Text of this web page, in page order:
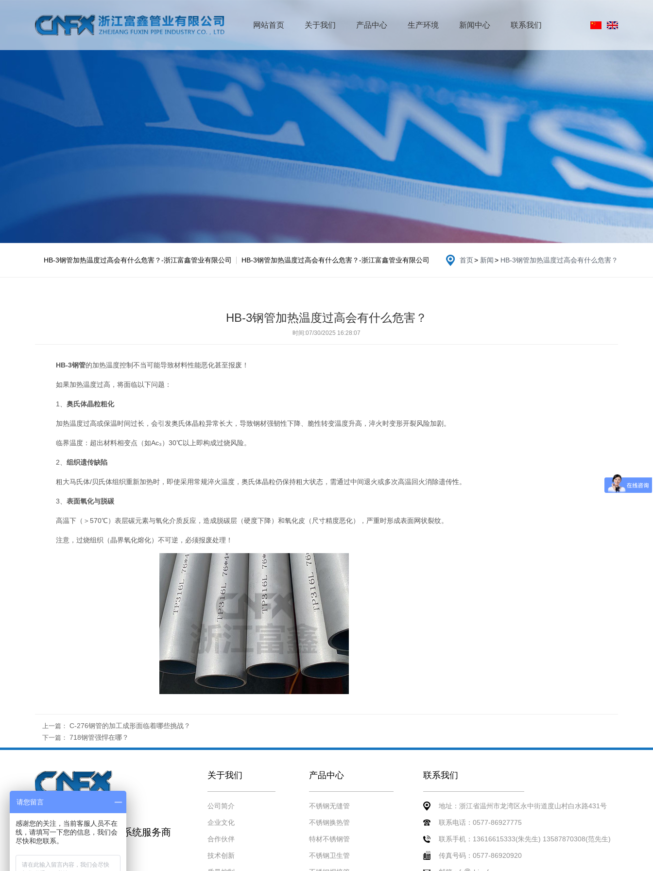
网站首页 关于我们 产品中心 生产环境 新闻中心 联系我们
HB-3钢管加热温度过高会有什么危害？-浙江富鑫管业有限公司 HB-3钢管加热温度过高会有什么危害？-浙江富鑫管业有限公司 首页> 新闻> HB-3钢管加热温度过高会有什么危害？
HB-3钢管加热温度过高会有什么危害？
时间:07/30/2025 16:28:07
HB-3钢管的加热温度控制不当可能导致材料性能恶化甚至报废！
如果加热温度过高，将面临以下问题：
‌1、 奥氏体晶粒粗化‌
加热温度过高或保温时间过长，会引发奥氏体晶粒异常长大，导致钢材强韧性下降、脆性转变温度升高，淬火时变形开裂风险加剧。
‌临界温度‌：超出材料相变点（如Ac₃）30℃以上即构成过烧风险‌。
‌2、 组织遗传缺陷‌
粗大马氏体/贝氏体组织重新加热时，即使采用常规淬火温度，奥氏体晶粒仍保持粗大状态，需通过‌中间退火‌或‌多次高温回火‌消除遗传性。
‌3、 表面氧化与脱碳‌
高温下（＞570℃）表层碳元素与氧化介质反应，造成脱碳层（硬度下降）和氧化皮（尺寸精度恶化），严重时形成表面网状裂纹。
注意，过烧组织（晶界氧化熔化）不可逆，必须报废处理‌！
上一篇： C-276钢管的加工成形面临着哪些挑战？
下一篇： 718钢管强悍在哪？
不锈钢、合金钢管道系统服务商
关于我们
公司简介
企业文化
合作伙伴
技术创新
产品中心
不锈钢无缝管
不锈钢换热管
特材不锈钢管
不锈钢卫生管
联系我们
地址：浙江省温州市龙湾区永中街道度山村白水路431号
联系电话：0577-86927775
联系手机：13616615333(朱先生) 13587870308(范先生)
传真号码：0577-86920920
请您留言
感谢您的关注，当前客服人员不在
线，请填写一下您的信息，我们会
尽快和您联系。